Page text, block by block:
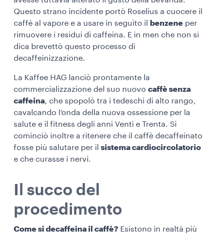
Questo strano incidente portò Roselius a cuocere il
caffè al vapore e a usare in seguito il
benzene per
rimuovere i residui di caffeina. E in men che non si
dica brevettò questo processo di
decaffeinizzazione.
La Kaffee HAG lanciò prontamente la
commercializzazione del suo nuovo caffè senza
caffeina, che spopolò tra i tedeschi di alto rango,
cavalcando l’onda della nuova ossessione per la
salute e il fitness degli anni Venti e Trenta. Si
cominciò inoltre a ritenere che il caffè decaffeinato
fosse più salutare per il sistema cardiocircolatorio
e che curasse i nervi.
Il succo del
procedimento
Come si decaffeina il caffè? Esistono in realtà più